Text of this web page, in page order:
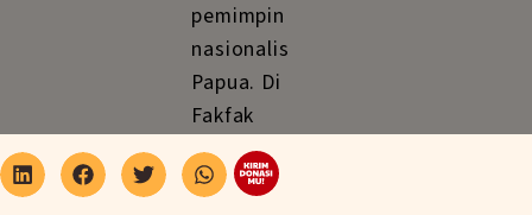
pemimpin
nasionalis
Papua. Di
Fakfak
identitas
Papua masih